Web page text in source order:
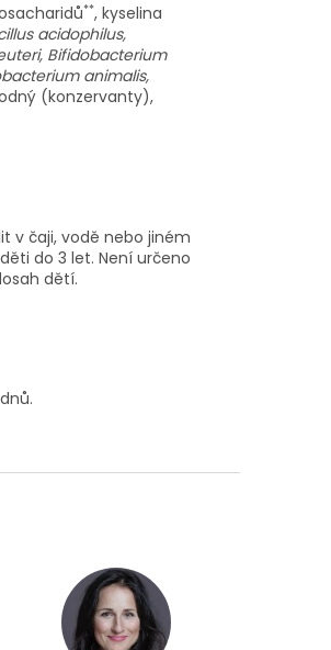
**, kyselina
acidophilus,
Bifidobacterium
animalis,
(konzervanty),
v čaji, vodě nebo jiném
do 3 let. Není určeno
dětí.